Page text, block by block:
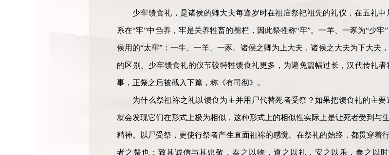
少牢馈食礼，是诸侯的卿大夫每逢岁时在祖庙祭祀祖先的礼仪，在五礼
系在“牢”中刍养，牢是关养牲畜的圈栏，因此祭牲称“牢”。一羊、一豕为“少
侯用的“太牢”：一牛、一羊、一豕。诸侯之卿为上大夫，诸侯之大夫为下大夫
的区别。少牢馈食礼的仪节较特牲馈食礼更多，为避免篇幅过长，汉代传礼
事，正祭之后被截入下篇，称《有司彻》。
为什么祭祖祢之礼以馈食为主并用尸代替死者受祭？如果把馈食礼的主
就会发现它们在形式上极为相似，这种形式上的相似性实际上是让死者受到与
精神。以尸受祭，更使行祭者产生直面祖祢的感觉。在祭礼的始终，都贯穿着
者之祭也：致其诚信与其忠敬，奉之以物，道之以礼，安之以乐，参之以